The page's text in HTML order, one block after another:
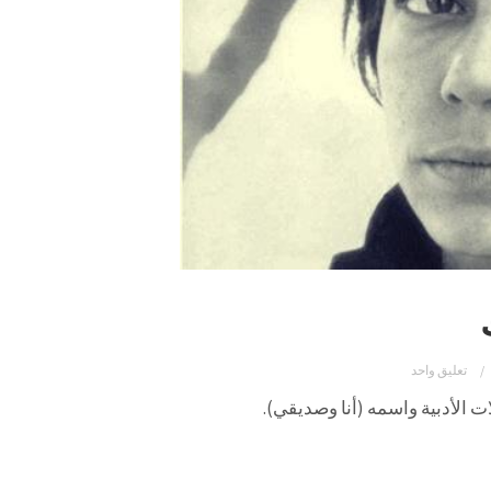
تعليق واحد
الأدبية واسمه (أنا وصديقي).